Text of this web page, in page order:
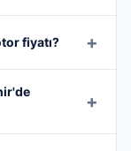
fiyatı?